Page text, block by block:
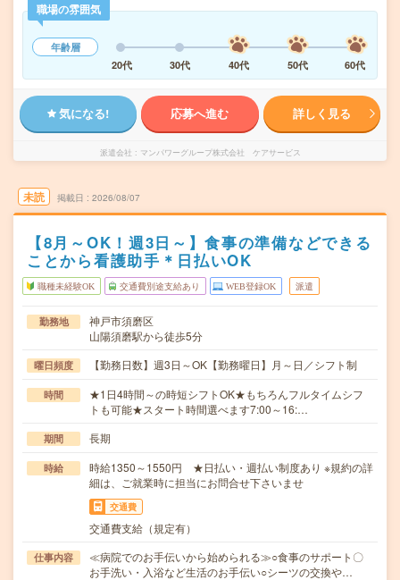
職場の雰囲気
年齢層
20代
30代 40代 50代 60代
気になる! 応募へ進む 詳しく見る
派遣会社 マンパワーグループ株式会社 ケアサービス
未読 掲載日 2026/08/07
【8月～OK！週3日～】食事の準備などできる
ことから看護助手＊日払いOK
職種未経験OK 交通費別途支給あり WEB登録OK 派遣
勤務地
神戸市須磨区
山陽須磨駅から徒歩5分
曜日頻度 【勤務日数】週3日～OK【勤務曜日】月～日／シフト制
時間
★1日4時間～の時短シフトOK★もちろんフルタイムシフ
トも可能★スタート時間選べます7:00～16:…
期間 長期
時給
時給1350～1550円 ★日払い・週払い制度あり ※規約の詳
細は、ご就業時に担当にお問合せ下さいませ
交通費
交通費支給（規定有）
仕事内容
≪病院でのお手伝いから始められる≫○食事のサポート〇
お手洗い・入浴など生活のお手伝い○シーツの交換や…